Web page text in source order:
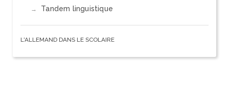
Tandem linguistique
L'ALLEMAND DANS LE SCOLAIRE